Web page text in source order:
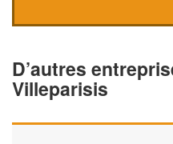
D’autres
Villeparisis